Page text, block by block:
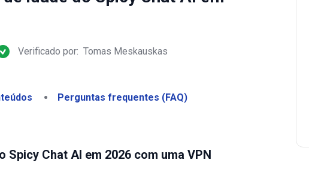
Verificado por: Tomas Meskauskas
Perguntas frequentes (FAQ)
Chat AI em 2026 com uma VPN